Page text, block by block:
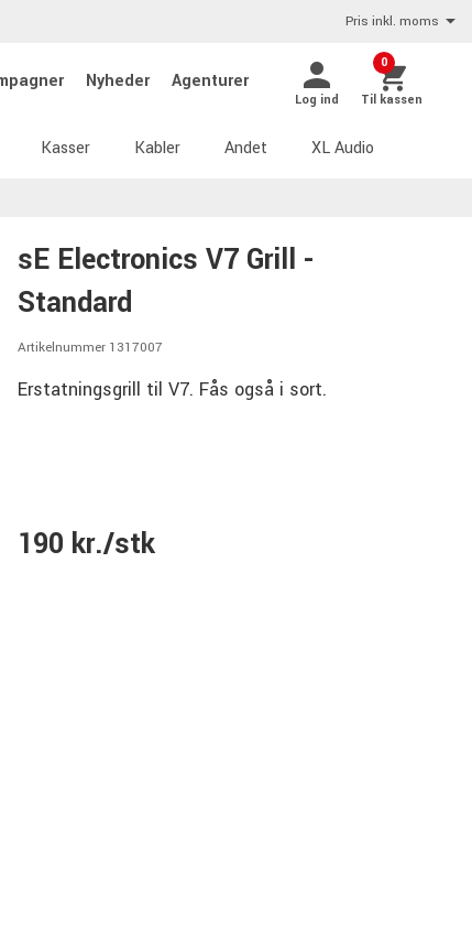
Pris inkl. moms
Nyheder Agenturer
Log ind
0
Til kassen
Kasser Kabler Andet XL Audio
sE Electronics V7 Grill -
Standard
Artikelnummer 1317007
Erstatningsgrill til V7. Fås også i sort.
190 kr./stk